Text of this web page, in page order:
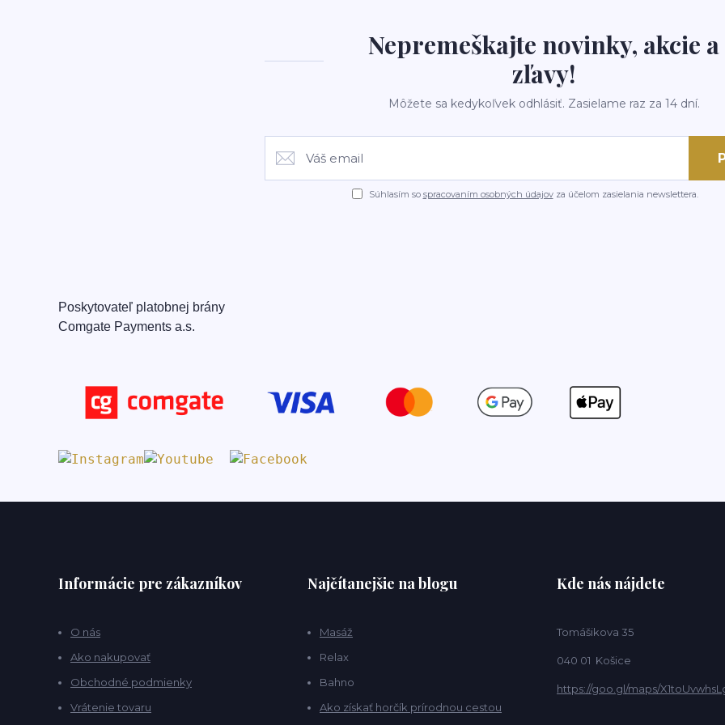
Nepremeškajte novinky, akcie a
zľavy!
Môžete sa kedykoľvek odhlásiť. Zasielame raz za 14 dní.
Súhlasím so spracovaním osobných údajovza účelom zasielania newslettera.
Poskytovateľ platobnej brány
Comgate Payments a.s.
Informácie pre zákazníkov
O nás
Ako nakupovať
Obchodné podmienky
Vrátenie tovaru
Najčítanejšie na blogu
Masáž
Relax
Bahno
Ako získať horčík prírodnou cestou
Kde nás nájdete
Tomášikova 35
040 01 Košice
https://goo.gl/maps/